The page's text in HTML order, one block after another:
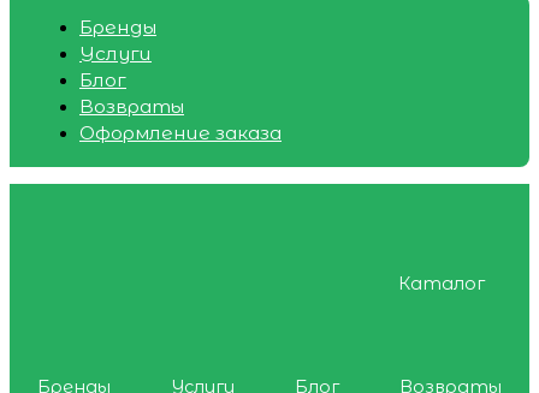
Бренды
Услуги
Блог
Возвраты
Оформление заказа
Каталог
Бренды Услуги Блог
Возвраты